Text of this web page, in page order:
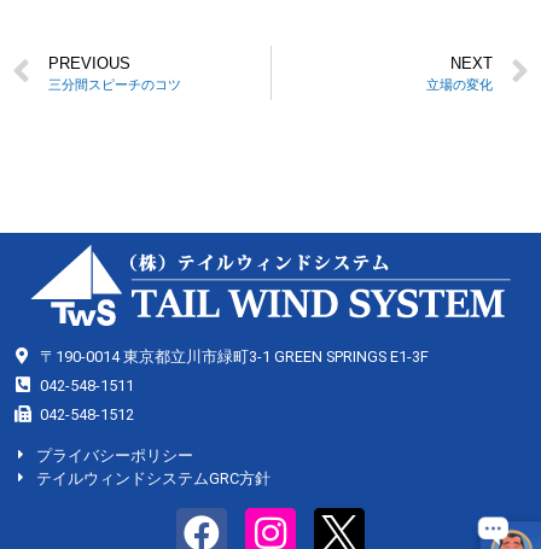
PREVIOUS
三分間スピーチのコツ
NEXT
立場の変化
〒190-0014 東京都立川市緑町3-1 GREEN SPRINGS E1-3F
042-548-1511
042-548-1512
プライバシーポリシー
テイルウィンドシステムGRC方針